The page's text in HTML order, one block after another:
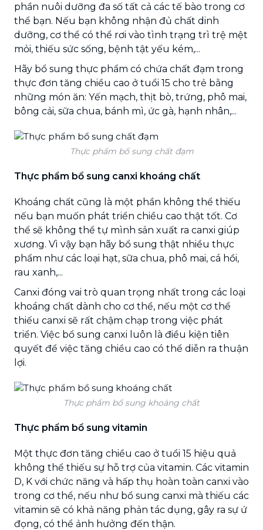
phần nuôi dưỡng đa số tất cả các tế bào trong cơ
thể bạn. Nếu bạn không nhận đủ chất dinh
dưỡng, cơ thể có thể rơi vào tình trạng trì trệ mệt
mỏi, thiếu sức sống, bệnh tật yếu kém,...
Hãy bổ sung thực phẩm có chứa chất đạm trong
thực đơn tăng chiều cao ở tuổi 15 cho trẻ bằng
những món ăn: Yến mạch, thịt bò, trứng, phô mai,
bông cải, sữa chua, bánh mì, ức gà, hạnh nhân,...
Thực phẩm bổ sung chất đạm
Thực phẩm bổ sung canxi khoáng chất
Khoáng chất cũng là một phần không thể thiếu
nếu bạn muốn phát triển chiều cao thật tốt. Cơ
thể sẽ không thể tự mình sản xuất ra canxi giúp
xương. Vì vậy bạn hãy bổ sung thật nhiều thực
phẩm như các loại hạt, sữa chua, phô mai, cá hồi,
rau xanh,...
Canxi đóng vai trò quan trọng nhất trong các loại
khoáng chất dành cho cơ thể, nếu một cơ thể
thiếu canxi sẽ rất chậm chạp trong việc phát
triển. Việc bổ sung canxi luôn là điều kiện tiên
quyết để việc tăng chiều cao có thể diễn ra thuận
lợi.
Thực phẩm bổ sung khoáng chất
Thực phẩm bổ sung vitamin
Một thực đơn tăng chiều cao ở tuổi 15 hiệu quả
không thể thiếu sự hỗ trợ của vitamin. Các vitamin
D, K với chức năng và hấp thụ hoàn toàn canxi vào
trong cơ thể, nếu như bổ sung canxi mà thiếu các
vitamin sẽ có khả năng phản tác dụng, gây ra sự ứ
đọng, có thể ảnh hưởng đến thận.